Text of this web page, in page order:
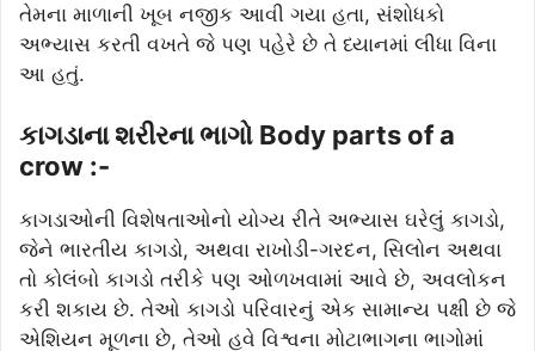
તેમના માળાની ખૂબ નજીક આવી ગયા હતા, સંશોધકો
અભ્યાસ કરતી વખતે જે પણ પહેરે છે તે ધ્યાનમાં લીધા વિના
આ હતું.
કાગડાના શરીરના ભાગો Body parts of a
crow :-
કાગડાઓની વિશેષતાઓનો યોગ્ય રીતે અભ્યાસ ઘરેલું કાગડો,
જેને ભારતીય કાગડો, અથવા રાખોડી-ગરદન, સિલોન અથવા
તો કોલંબો કાગડો તરીકે પણ ઓળખવામાં આવે છે, અવલોકન
કરી શકાય છે. તેઓ કાગડો પરિવારનું એક સામાન્ય પક્ષી છે જે
એશિયન મૂળના છે, તેઓ હવે વિશ્વના મોટાભાગના ભાગોમાં